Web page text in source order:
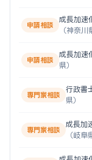
申請相談
成長加速
（神奈川
申請相談
成長加速
県）
専門家相談
行政書
県）
専門家相談
成長加
（岐阜